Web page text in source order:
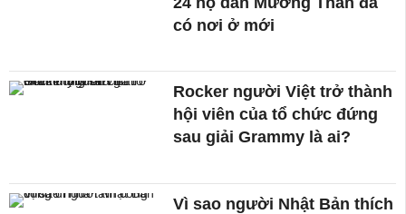
có nơi ở mới
Rocker người Việt trở thành
hội viên của tổ chức đứng
sau giải Grammy là ai?
Vì sao người Nhật Bản thích